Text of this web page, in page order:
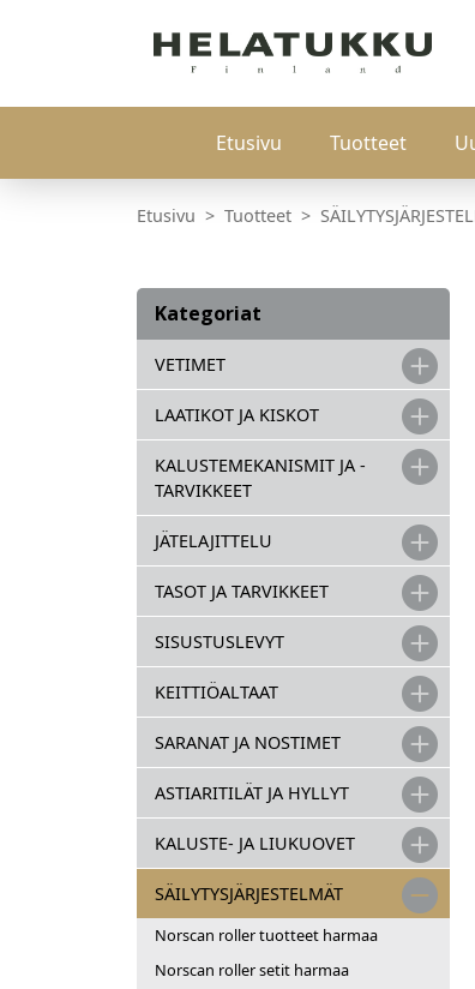
Etusivu Tuotteet
Etusivu Tuotteet
Kategoriat
VETIMET
LAATIKOT JA KISKOT
KALUSTEMEKANISMIT JA -
TARVIKKEET
JÄTELAJITTELU
TASOT JA TARVIKKEET
SISUSTUSLEVYT
KEITTIÖALTAAT
SARANAT JA NOSTIMET
ASTIARITILÄT JA HYLLYT
KALUSTE- JA LIUKUOVET
SÄILYTYSJÄRJESTELMÄT
Norscan roller tuotteet harmaa
Norscan roller setit harmaa